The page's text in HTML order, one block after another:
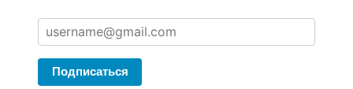
Подписаться